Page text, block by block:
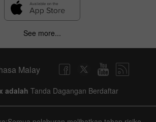
See more...
Malay
adalah Tanda Dagangan Berdaftar